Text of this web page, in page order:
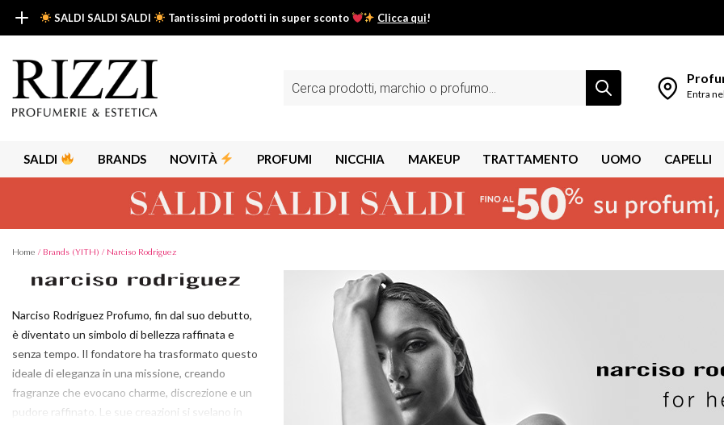
SALDI SALDI SALDI Tantissimi prodotti in super sconto Clicca qui!
SALDI SALDI SALDI
Fino al -50% su tantissimi prodotti beauty nella sezione saldi: il tuo glow estivo inizia da qui.
Scopri tutti i prodotti in super saldo!
prodotti
Entra
SALDI BRANDS
Alps
Alyssa Ashley
Aria
Armaf
Armani Beauty
Armani Parfums
Atkinsons
NOVITÀ PROFUMI NICCHIA MAKEUP TRATTAMENTO UOMO CAPELLI
Home / Brands (YITH) / Narciso Rodriguez
Narciso Rodriguez Profumo, fin dal suo debutto,
è diventato un simbolo di bellezza raffinata e
senza tempo. Il fondatore ha trasformato questo
ideale di eleganza in una missione, creando
fragranze che evocano charme, discrezione e un
pudore raffinato. Le sue creazioni si svelano in